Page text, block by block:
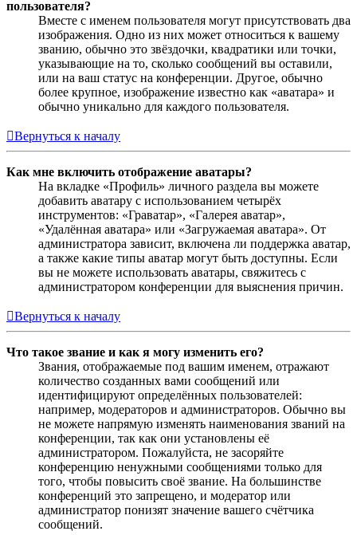
пользователя?
Вместе с именем пользователя могут присутствовать два
изображения. Одно из них может относиться к вашему
званию, обычно это звёздочки, квадратики или точки,
указывающие на то, сколько сообщений вы оставили,
или на ваш статус на конференции. Другое, обычно
более крупное, изображение известно как «аватара» и
обычно уникально для каждого пользователя.
Вернуться к началу
Как мне включить отображение аватары?
На вкладке «Профиль» личного раздела вы можете
добавить аватару с использованием четырёх
инструментов: «Граватар», «Галерея аватар»,
«Удалённая аватара» или «Загружаемая аватара». От
администратора зависит, включена ли поддержка аватар,
а также какие типы аватар могут быть доступны. Если
вы не можете использовать аватары, свяжитесь с
администратором конференции для выяснения причин.
Вернуться к началу
Что такое звание и как я могу изменить его?
Звания, отображаемые под вашим именем, отражают
количество созданных вами сообщений или
идентифицируют определённых пользователей:
например, модераторов и администраторов. Обычно вы
не можете напрямую изменять наименования званий на
конференции, так как они установлены её
администратором. Пожалуйста, не засоряйте
конференцию ненужными сообщениями только для
того, чтобы повысить своё звание. На большинстве
конференций это запрещено, и модератор или
администратор понизят значение вашего счётчика
сообщений.